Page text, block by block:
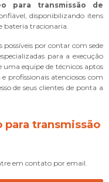
para transmissão de
disponibilizando itens
bateria tracionaria.
possíveis por contar com sede
para a execução
uma equipe de técnicos aptos
profissionais atenciosos com
de seus clientes de ponta a
para transmissão
em contato por email.